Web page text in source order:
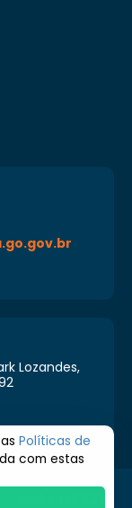
Lozandes,
Políticas de
com estas